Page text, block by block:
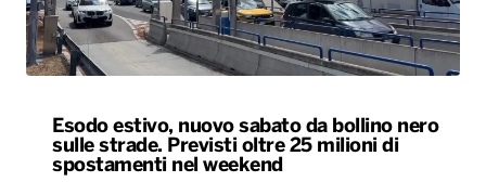
Esodo estivo, nuovo sabato da bollino nero
sulle strade. Previsti oltre 25 milioni di
spostamenti nel weekend